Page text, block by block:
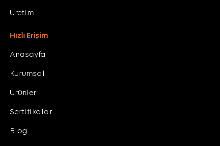
Üretim
Hızlı Erişim
Anasayfa
Kurumsal
Ürünler
Sertifikalar
Blog